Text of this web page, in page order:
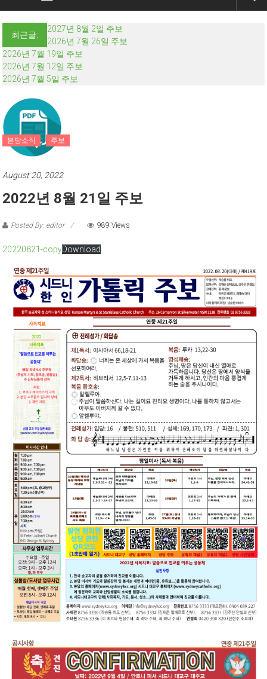
최근글:
2027년 8월 2일 주보
2026년 7월 26일 주보
2026년 7월 19일 주보
2026년 7월 12일 주보
2026년 7월 5일 주보
본당소식 주보
August 20, 2022
2022년 8월 21일 주보
Posted By: editor 989 Views
20220821-copyDownload